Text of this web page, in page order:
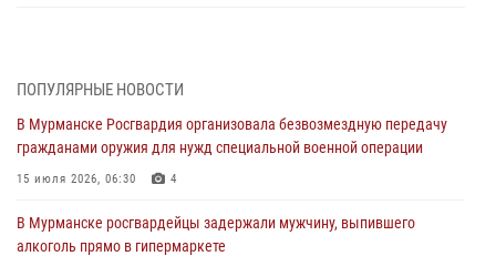
Сотрудники Росгвардии провели инструктаж по
антитеррористической защищенности для членов избирательных
31 июля 2026, 08:48 3
ПОПУЛЯРНЫЕ НОВОСТИ
В Мурманске Росгвардия организовала безвозмездную передачу
гражданами оружия для нужд специальной военной операции
15 июля 2026, 06:30 4
В Мурманске росгвардейцы задержали мужчину, выпившего
алкоголь прямо в гипермаркете